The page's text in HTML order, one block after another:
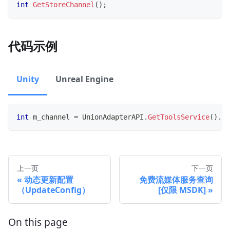
int GetStoreChannel ( ) ;
代码示例
Unity Unreal Engine
int m_channel = UnionAdapterAPI .GetToolsService( ) .
上一页
动态更新配置
（UpdateConfig）
下一页
免费流媒体服务查询
[仅限 MSDK]